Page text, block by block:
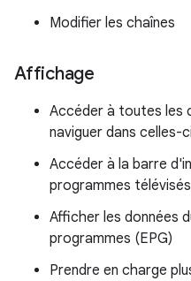
Modifier les chaînes
Affichage
Accéder à toutes les
naviguer dans celles-ci
Accéder à la barre
programmes télévisés
Afficher les données
programmes (EPG)
Prendre en charge